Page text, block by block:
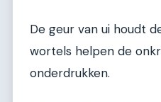
De geur van ui houdt
wortels helpen de
onderdrukken.